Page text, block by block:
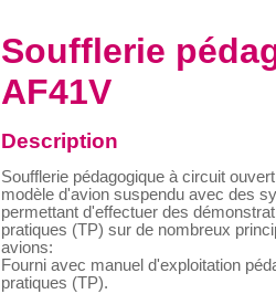
Soufflerie
AF41V
Description
Soufflerie pédagogique à circuit
modèle d'avion suspendu avec des
permettant d'effectuer des
pratiques (TP) sur de nombreux
avions:
Fourni avec manuel d'exploitation
pratiques (TP).